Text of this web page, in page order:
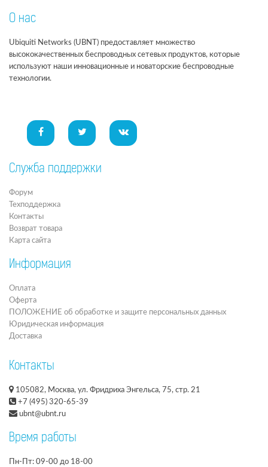
О нас
Ubiquiti Networks (UBNT) предоставляет множество
высококачественных беспроводных сетевых продуктов, которые
используют наши инновационные и новаторские беспроводные
технологии.
Служба поддержки
Форум
Техподдержка
Контакты
Возврат товара
Карта сайта
Информация
Оплата
Оферта
ПОЛОЖЕНИЕ об обработке и защите персональных данных
Юридическая информация
Доставка
Контакты
105082, Москва, ул. Фридриха Энгельса, 75, стр. 21
+7 (495) 320-65-39
ubnt@ubnt.ru
Время работы
Пн-Пт: 09-00 до 18-00